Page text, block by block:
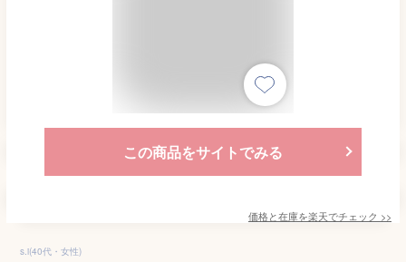
この商品をサイトでみる
価格と在庫を楽天でチェック >>
s.i(40代・女性)